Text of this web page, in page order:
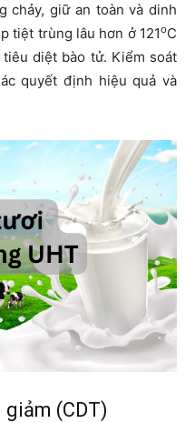
chảy, giữ an toàn và dinh
tiệt trùng lâu hơn ở 121oC
diệt bào tử. Kiểm soát
quyết định hiệu quả và
(CDT)